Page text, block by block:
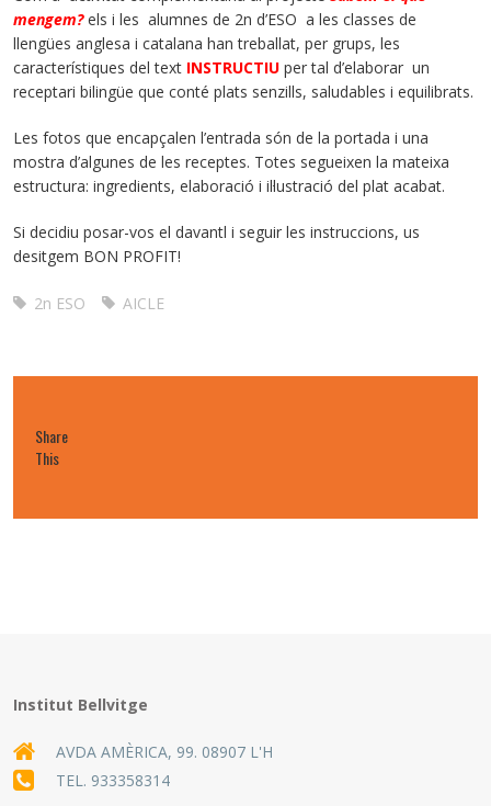
mengem?els i les alumnes de 2n d’ESO a les classes de
llengües anglesa i catalana han treballat, per grups, les
característiques del text INSTRUCTIU per tal d’elaborar un
receptari bilingüe que conté plats senzills, saludables i equilibrats.
Les fotos que encapçalen l’entrada són de la portada i una
mostra d’algunes de les receptes. Totes segueixen la mateixa
estructura: ingredients, elaboració i il·lustració del plat acabat.
Si decidiu posar-vos el davantl i seguir les instruccions, us
desitgem BON PROFIT!
2n ESO AICLE
Share
This
Institut Bellvitge
AVDA AMÈRICA, 99. 08907 L'H
TEL. 933358314